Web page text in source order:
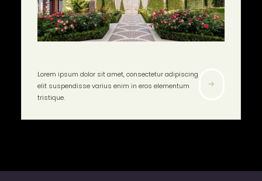
Lorem ipsum dolor sit amet, consectetur adipiscing
elit suspendisse varius enim in eros elementum
tristique.